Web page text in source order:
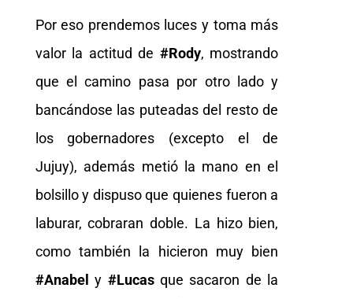
Por eso prendemos luces y toma más
valor la actitud de #Rody, mostrando
que el camino pasa por otro lado y
bancándose las puteadas del resto de
los gobernadores (excepto el de
Jujuy), además metió la mano en el
bolsillo y dispuso que quienes fueron a
laburar, cobraran doble. La hizo bien,
como también la hicieron muy bien
#Anabel y #Lucasque sacaron de la